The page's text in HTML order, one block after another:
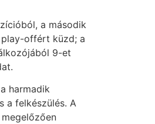
a második
play-offért küzd; a
9-et
harmadik
a felkészülés. A